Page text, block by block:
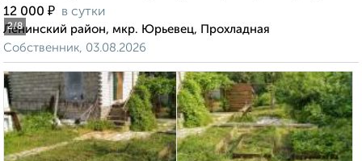
2/8
12 000 ₽ в сутки
Ленинский район, мкр. Юрьевец, Прохладная
Собственник, 03.08.2026